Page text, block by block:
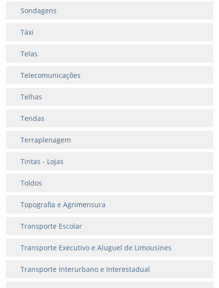
Sondagens
Táxi
Telas
Telecomunicações
Telhas
Tendas
Terraplenagem
Tintas - Lojas
Toldos
Topografia e Agrimensura
Transporte Escolar
Transporte Executivo e Aluguel de Limousines
Transporte Interurbano e Interestadual